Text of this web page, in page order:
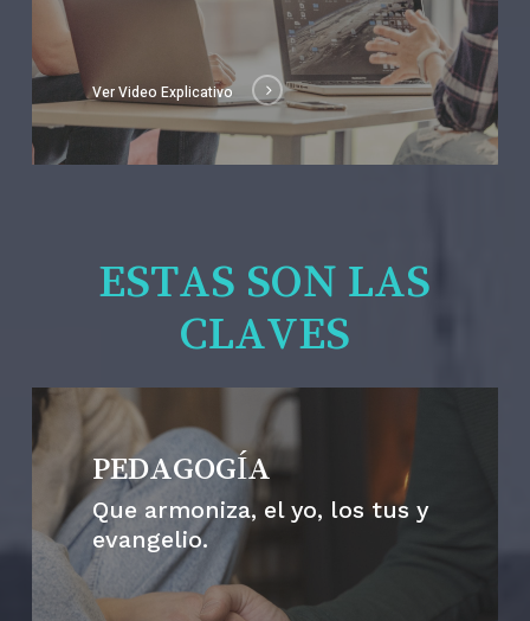
Ver Video Explicativo
ESTAS SON LAS
CLAVES
PEDAGOGÍA
Que armoniza, el yo, los tus y
evangelio.